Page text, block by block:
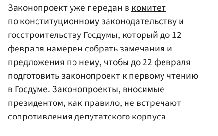
Законопроект уже передан вкомитет
по конституционному законодательствуи
госстроительству Госдумы, который до 12
февраля намерен собрать замечания и
предложения по нему, чтобы до 22 февраля
подготовить законопроект к первому чтению
в Госдуме. Законопроекты, вносимые
президентом, как правило, не встречают
сопротивления депутатского корпуса.